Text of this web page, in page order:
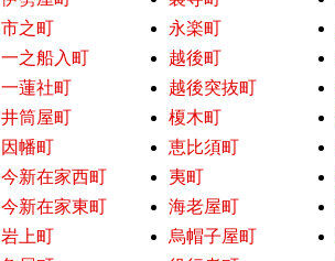
市之町
一之船入町
一蓮社町
井筒屋町
因幡町
今新在家西町
今新在家東町
岩上町
永楽町
越後町
越後突抜町
榎木町
恵比須町
夷町
海老屋町
烏帽子屋町